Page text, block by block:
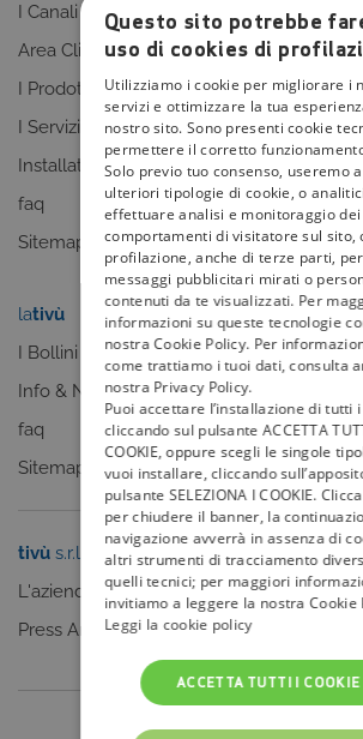
I Canali
Area Clienti
I Prodotti
I Servizi
Installatori
faq
Sitemap
I programmi
I canali
La Guida +
faq
Sitemap
lativù
I Bollini
Info & News
faq
Sitemap
my tivù
tivù s.r.l.
L'azienda
Press Area
Sei un
Clicca qui
Iscriviti alla nostra
Questo sito potrebbe
uso di cookies di
Utilizziamo i cookie per migliorare i
servizi e ottimizzare la tua
nostro sito. Sono presenti cookie
permettere il corretto
Solo previo tuo consenso, useremo
ulteriori tipologie di cookie, o
effettuare analisi e monitoraggio
comportamenti di visitatore sul sito,
profilazione, anche di terze parti,
messaggi pubblicitari mirati o
contenuti da te visualizzati. Per
informazioni su queste tecnologie
nostra Cookie Policy. Per
come trattiamo i tuoi dati, consulta
nostra Privacy Policy.
Puoi accettare l’installazione di tutti
cliccando sul pulsante ACCETTA
COOKIE, oppure scegli le singole
vuoi installare, cliccando
pulsante SELEZIONA I COOKIE.
per chiudere il banner, la
navigazione avverrà in assenza di
altri strumenti di tracciamento
quelli tecnici; per maggiori
invitiamo a leggere la nostra Cookie
Leggi la cookie policy
ACCETTA TUTTI I COOKIE